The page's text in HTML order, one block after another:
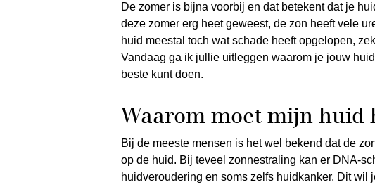
De zomer is bijna voorbij en dat betekent dat je
deze zomer erg heet geweest, de zon heeft vele
huid meestal toch wat schade heeft opgelopen,
Vandaag ga ik jullie uitleggen waarom je jouw
beste kunt doen.
Waarom moet mijn huid
Bij de meeste mensen is het wel bekend dat de
op de huid. Bij teveel zonnestraling kan er DNA-
huidveroudering en soms zelfs huidkanker. Dit